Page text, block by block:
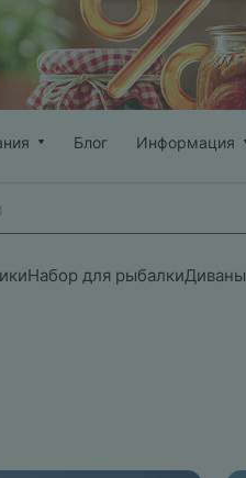
Блог Информация
Набор для рыбалкиДиваны